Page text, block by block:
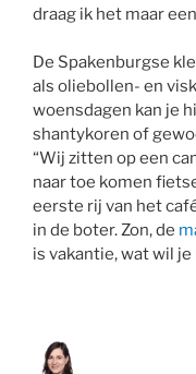
draag ik het maar
De Spakenburgse
als oliebollen- en
woensdagen kan je
shantykoren of
“Wij zitten op een
naar toe komen
eerste rij van het
in de boter. Zon, de
is vakantie, wat wil je